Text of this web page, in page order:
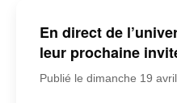
En direct de
leur prochaine
Publié le dimanche 19